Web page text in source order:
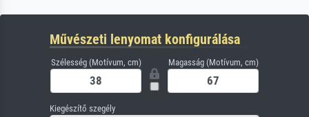
Művészeti lenyomat konfigurálása
Szélesség (Motívum, cm) Magasság (Motívum, cm)
Kiegészítő szegély